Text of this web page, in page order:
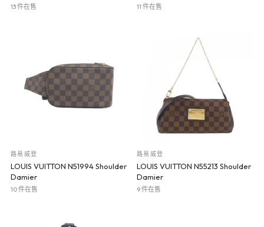
13 件在售 11 件在售
路易威登
LOUIS VUITTON N51994 Shoulder
Damier
10 件在售
路易威登
LOUIS VUITTON N55213 Shoulder
Damier
9 件在售